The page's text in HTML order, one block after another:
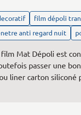
film dépoli
anti regard nuit
Mat Dépoli est
passer une
liner carton siliconé